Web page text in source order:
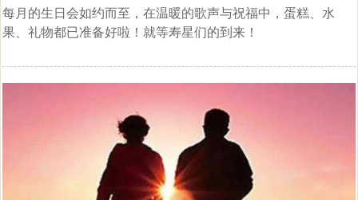
每月的生日会如约而至，在温暖的歌声与祝福中，蛋糕、水
果、礼物都已准备好啦！就等寿星们的到来！